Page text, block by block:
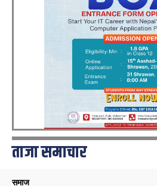
ताजा समाचार
समाज